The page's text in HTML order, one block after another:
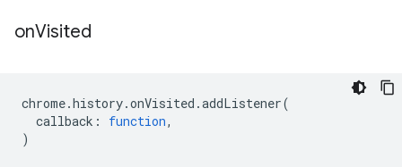
onVisited
chrome.history.onVisited .addListener(
callback : function,
)